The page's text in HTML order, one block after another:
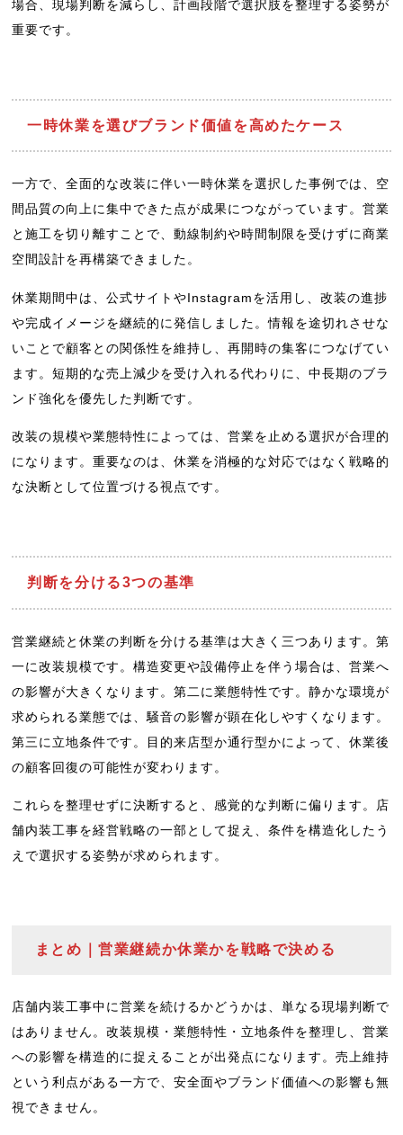
場合、現場判断を減らし、計画段階で選択肢を整理する姿勢が
重要です。
一時休業を選びブランド価値を高めたケース
一方で、全面的な改装に伴い一時休業を選択した事例では、空
間品質の向上に集中できた点が成果につながっています。営業
と施工を切り離すことで、動線制約や時間制限を受けずに商業
空間設計を再構築できました。
休業期間中は、公式サイトやInstagramを活用し、改装の進捗
や完成イメージを継続的に発信しました。情報を途切れさせな
いことで顧客との関係性を維持し、再開時の集客につなげてい
ます。短期的な売上減少を受け入れる代わりに、中長期のブラ
ンド強化を優先した判断です。
改装の規模や業態特性によっては、営業を止める選択が合理的
になります。重要なのは、休業を消極的な対応ではなく戦略的
な決断として位置づける視点です。
判断を分ける3つの基準
営業継続と休業の判断を分ける基準は大きく三つあります。第
一に改装規模です。構造変更や設備停止を伴う場合は、営業へ
の影響が大きくなります。第二に業態特性です。静かな環境が
求められる業態では、騒音の影響が顕在化しやすくなります。
第三に立地条件です。目的来店型か通行型かによって、休業後
の顧客回復の可能性が変わります。
これらを整理せずに決断すると、感覚的な判断に偏ります。店
舗内装工事を経営戦略の一部として捉え、条件を構造化したう
えで選択する姿勢が求められます。
まとめ｜営業継続か休業かを戦略で決める
店舗内装工事中に営業を続けるかどうかは、単なる現場判断で
はありません。改装規模・業態特性・立地条件を整理し、営業
への影響を構造的に捉えることが出発点になります。売上維持
という利点がある一方で、安全面やブランド価値への影響も無
視できません。